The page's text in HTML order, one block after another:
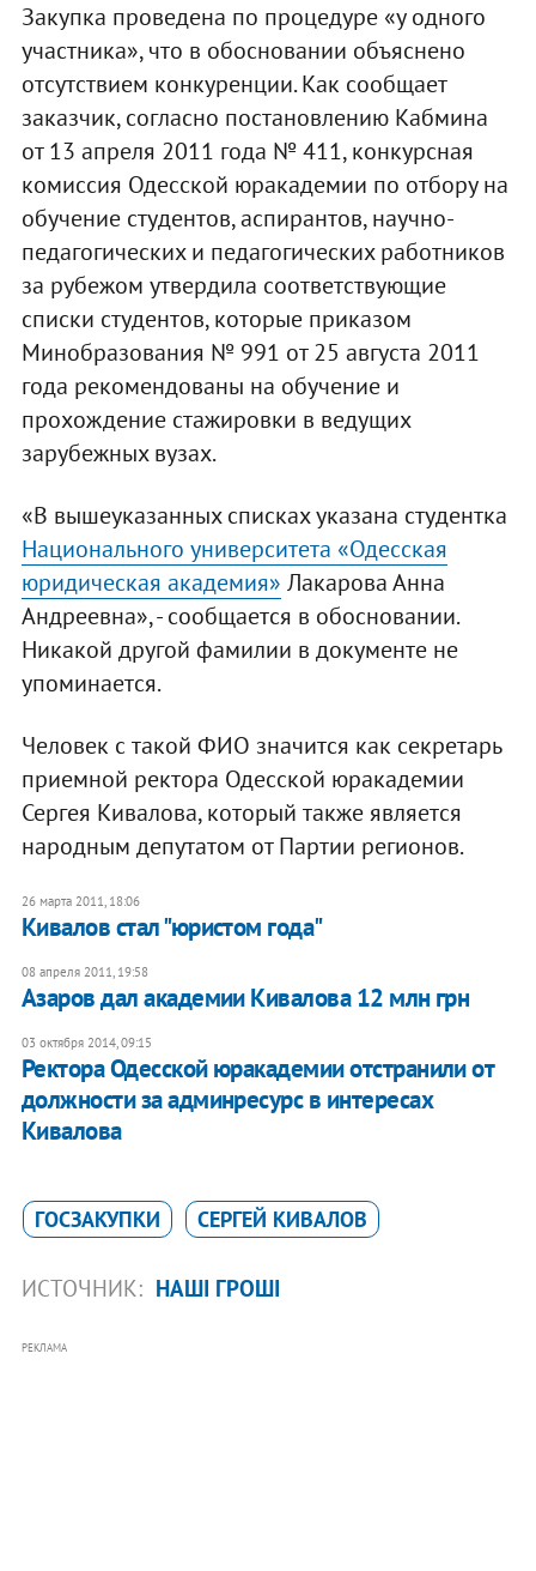
Закупка проведена по процедуре «у одного
участника», что в обосновании объяснено
отсутствием конкуренции. Как сообщает
заказчик, согласно постановлению Кабмина
от 13 апреля 2011 года № 411, конкурсная
комиссия Одесской юракадемии по отбору на
обучение студентов, аспирантов, научно-
педагогических и педагогических работников
за рубежом утвердила соответствующие
списки студентов, которые приказом
Минобразования № 991 от 25 августа 2011
года рекомендованы на обучение и
прохождение стажировки в ведущих
зарубежных вузах.
«В вышеуказанных списках указана студентка
Национального университета «Одесская
юридическая академия» Лакарова Анна
Андреевна», - сообщается в обосновании.
Никакой другой фамилии в документе не
упоминается.
Человек с такой ФИО значится как секретарь
приемной ректора Одесской юракадемии
Сергея Кивалова, который также является
народным депутатом от Партии регионов.
26 марта 2011, 18:06
Кивалов стал "юристом года"
08 апреля 2011, 19:58
Азаров дал академии Кивалова 12 млн грн
03 октября 2014, 09:15
Ректора Одесской юракадемии отстранили от
должности за админресурс в интересах
Кивалова
ГОСЗАКУПКИ СЕРГЕЙ КИВАЛОВ
ИСТОЧНИК: НАШІ ГРОШІ
РЕКЛАМА